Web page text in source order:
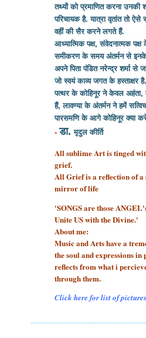
तथ्यों को प्रमाणित करना उनकी
परिचायक है. यात्रा वृतांत तो
वहीं की सैर करने लगते हैं.
आध्यात्मिक पक्ष, संवेदनात्मक पक्ष
समीकरण के समय अंतर्मन से इनके
अपने पिता पंडित नरेन्द्र शर्मा से
जो स्वयं काव्य जगत के हस्ताक्षर है.
पत्थर के कोहिनूर ने केवल अहंता,
हैं, लावण्या के अंतर्मन ने हमें
पारसमणि के आगे कोहिनूर क्या
- डा.मृदुल कीर्ति
All sublime Art is tinged
grief.
All Grief is a reflection of a
mirror of life
'SONGS are those
Unite US with the Divine.'
About me:
Music and Arts have a
the soul and expressions in
reflects from what i
through them.
Click here for list of pictures